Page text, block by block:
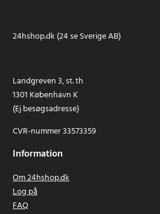
24hshop.dk (24 se Sverige AB)
Landgreven 3, st. th
1301 København K
(Ej besøgsadresse)
CVR-nummer 33573359
Information
Om 24hshop.dk
Log på
FAQ